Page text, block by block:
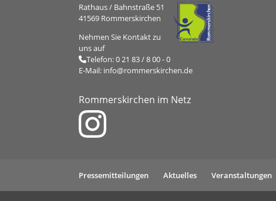
Rathaus / Bahnstraße 51
41569 Rommerskirchen
Nehmen Sie Kontakt zu
uns auf
Telefon:0 21 83 / 8 00 - 0
E-Mail: info@rommerskirchen.de
Rommerskirchen im Netz
Pressemitteilungen Aktuelles Veranstaltungen